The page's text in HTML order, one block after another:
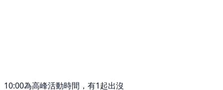
10:00為高峰活動時間，有1起出沒